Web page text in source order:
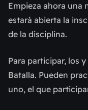
Empieza ahora una
estará abierta la
de la disciplina.
Para participar, los y
Batalla. Pueden
uno, el que